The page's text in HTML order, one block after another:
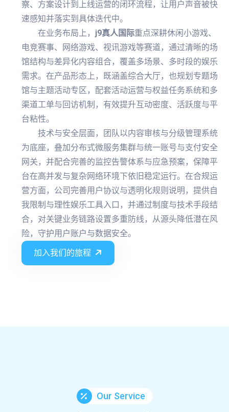
察、方案设计到上线运营的闭环流程，让用户声音被快
速感知并落实到具体迭代中。
在业务布局上， j9真人国际重点深耕休闲小游戏、
电竞赛事、网络游戏、视讯游戏等赛道，通过清晰的场
馆结构与差异化内容组合，覆盖多场景、多时段的娱乐
需求。在产品形态上，既涵盖综合大厅，也规划专题场
馆与主题活动专区，配套活动运营与权益任务系统和多
渠道工单与回访机制，有效提升互动密度、活跃度与平
台粘性。
技术与安全层面，团队以内容审核与分级管理系统
为底座，叠加分布式微服务集群与统一账号与支付安全
网关，并配合完善的监控告警体系与应急预案，保障平
台在高并发与复杂网络环境下依旧稳定运行。在合规运
营方面，公司完善用户协议与透明化规则说明，提供自
我限制与理性娱乐工具入口，并通过制度与技术手段结
合，对关键业务链路设置多重防线，从源头降低潜在风
险，守护用户账户与数据安全。
加入我们的旅程
Our Service